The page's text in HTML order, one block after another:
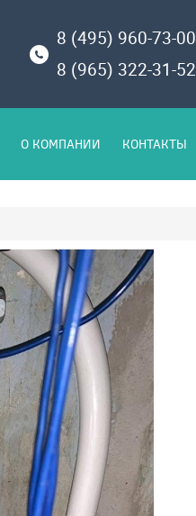
8 (495) 960-73-00
8 (965) 322-31-52
О КОМПАНИИ КОНТАКТЫ